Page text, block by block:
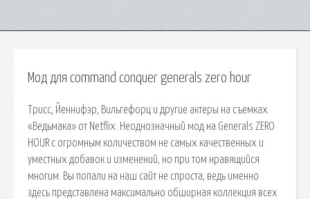
Мод для command conquer generals zero hour
Трисс, Йеннифэр, Вильгефорц и другие актеры на съемках
«Ведьмака» от Netflix. Неоднозначный мод на Generals ZERO
HOUR с огромным количеством не самых качественных и
уместных добавок и изменений, но при том нравящийся
многим. Вы попали на наш сайт не спроста, ведь именно
здесь представлена максимально обширная коллекция всех